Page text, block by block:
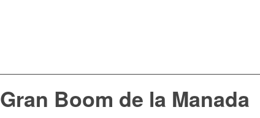
Gran Boom de la Manada